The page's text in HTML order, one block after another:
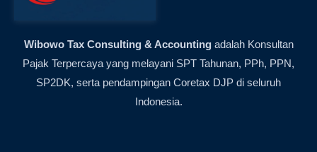
Wibowo Tax Consulting & Accountingadalah Konsultan
Pajak Terpercaya yang melayani SPT Tahunan, PPh, PPN,
SP2DK, serta pendampingan Coretax DJP di seluruh
Indonesia.